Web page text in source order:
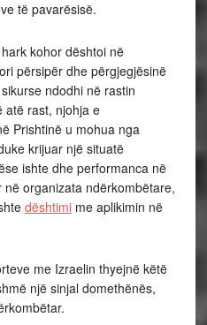
të pavarësisë.
kohor dështoi në
përsipër dhe përgjegjësinë
ndodhi në rastin
atë rast, njohja e
Prishtinë u mohua nga
krijuar një situatë
ishte dhe performanca në
në organizata ndërkombëtare,
dështimime aplikimin në
me Izraelin thyejnë këtë
një sinjal domethënës,